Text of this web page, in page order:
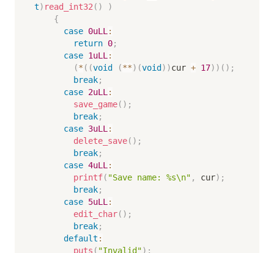
t) read_int32 ( )
)
{
case 0uLL :
return 0;
case 1uLL :
(* ( (void (**) (void ) )cur + 17) ) ( ) ;
break;
case 2uLL :
save_game( ) ;
break;
case 3uLL :
delete_save( ) ;
break;
case 4uLL :
printf( "Save name: %s\n" , cur) ;
break;
case 5uLL :
edit_char( ) ;
break;
default :
puts ( "Invalid") ;